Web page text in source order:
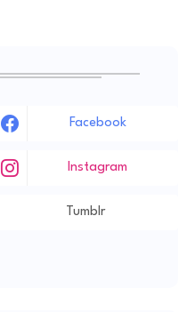
Facebook
Instagram
Tumblr